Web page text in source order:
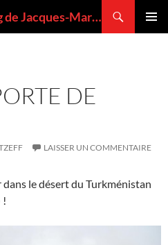
VOLCANMANIA : le blog de Jacques-Marie BARDINTZEFF, volcanologue
DE
LAISSER UN COMMENTAIRE
dans le désert du Turkménistan
!